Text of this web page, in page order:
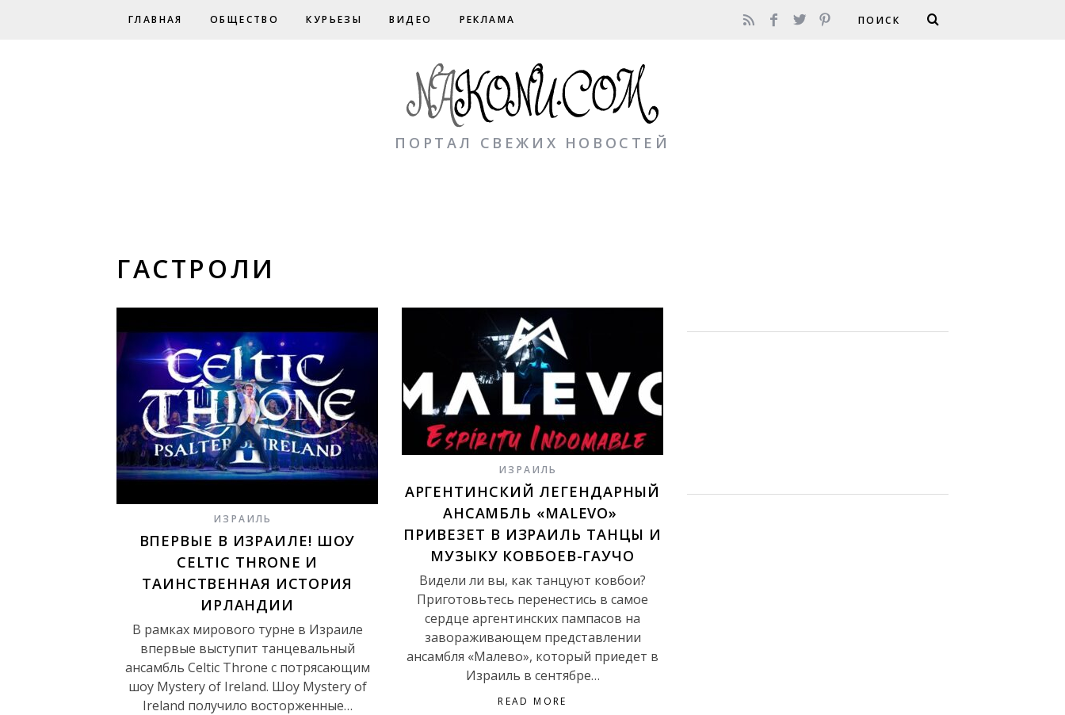
ГЛАВНАЯ ОБЩЕСТВО КУРЬЕЗЫ ВИДЕО РЕКЛАМА
ПОРТАЛ СВЕЖИХ НОВОСТЕЙ
ГАСТРОЛИ
ИЗРАИЛЬ
ВПЕРВЫЕ В ИЗРАИЛЕ! ШОУ
CELTIC THRONE И
ТАИНСТВЕННАЯ ИСТОРИЯ
ИРЛАНДИИ
В рамках мирового турне в Израиле
впервые выступит танцевальный
ансамбль Celtic Throne с потрясающим
шоу Mystery of Ireland. Шоу Mystery of
Ireland получило восторженные…
ИЗРАИЛЬ
АРГЕНТИНСКИЙ ЛЕГЕНДАРНЫЙ
АНСАМБЛЬ «MALEVO»
ПРИВЕЗЕТ В ИЗРАИЛЬ ТАНЦЫ И
МУЗЫКУ КОВБОЕВ-ГАУЧО
Видели ли вы, как танцуют ковбои?
Приготовьтесь перенестись в самое
сердце аргентинских пампасов на
завораживающем представлении
ансамбля «Малево», который приедет в
Израиль в сентябре…
READ MORE